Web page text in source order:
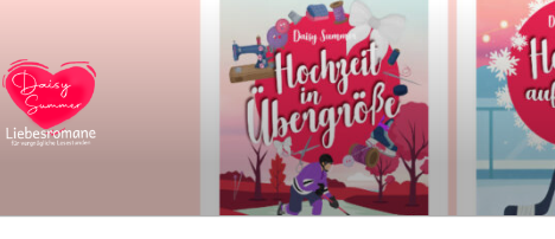
DAISY SUMMER
Liebesromane und Liebesromanreihen